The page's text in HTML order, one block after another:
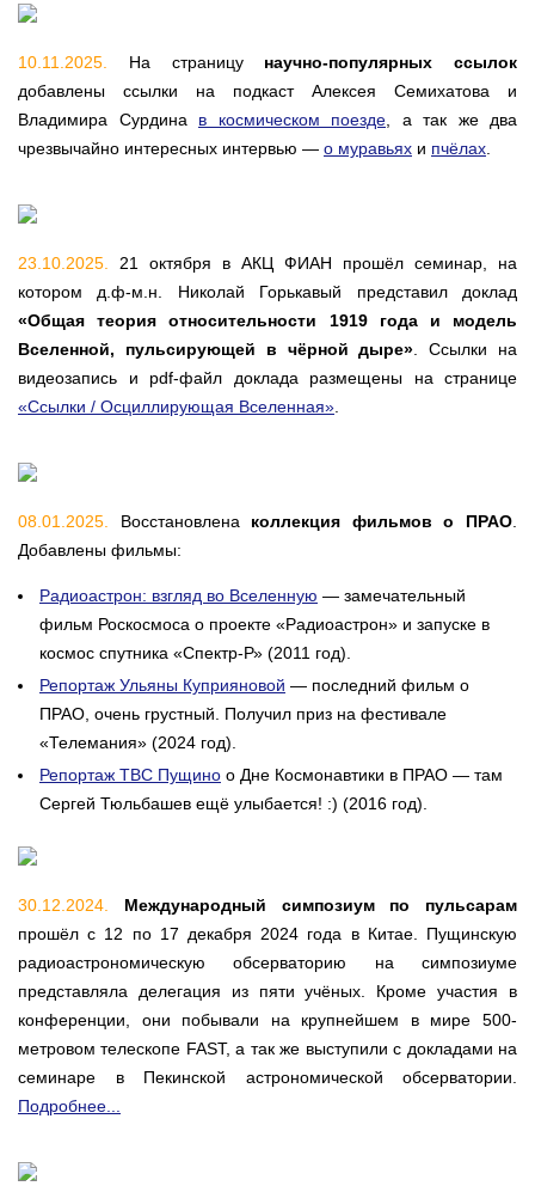
10.11.2025. На страницу научно-популярных ссылок
добавлены ссылки на подкаст Алексея Семихатова и
Владимира Сурдина в космическом поезде , а так же два
чрезвычайно интересных интервью — о муравьях и пчёлах
23.10.2025.
21 октября в АКЦ ФИАН прошёл семинар, на
котором д.ф-м.н. Николай Горькавый представил доклад
«Общая теория относительности 1919 года и модель
Вселенной, пульсирующей в чёрной дыре» . Ссылки на
видеозапись и pdf-файл доклада размещены на странице
«Ссылки / Осциллирующая Вселенная»
08.01.2025. Восстановлена коллекция фильмов о ПРАО
Добавлены фильмы:
Радиоастрон: взгляд во Вселенную — замечательный
фильм Роскосмоса о проекте «Радиоастрон» и запуске в
космос спутника «Спектр-Р» (2011 год).
Репортаж Ульяны Куприяновой — последний фильм о
ПРАО, очень грустный. Получил приз на фестивале
«Телемания» (2024 год).
Репортаж ТВС Пущино о Дне Космонавтики в ПРАО — там
Сергей Тюльбашев ещё улыбается! :) (2016 год).
30.12.2024.
Международный симпозиум по пульсарам
прошёл с 12 по 17 декабря 2024 года в Китае. Пущинскую
радиоастрономическую обсерваторию на симпозиуме
представляла делегация из пяти учёных. Кроме участия в
конференции, они побывали на крупнейшем в мире 500-
метровом телескопе FAST, а так же выступили с докладами на
семинаре в Пекинской астрономической обсерватории.
Подробнее...